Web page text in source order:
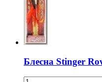
Блесна Stinger